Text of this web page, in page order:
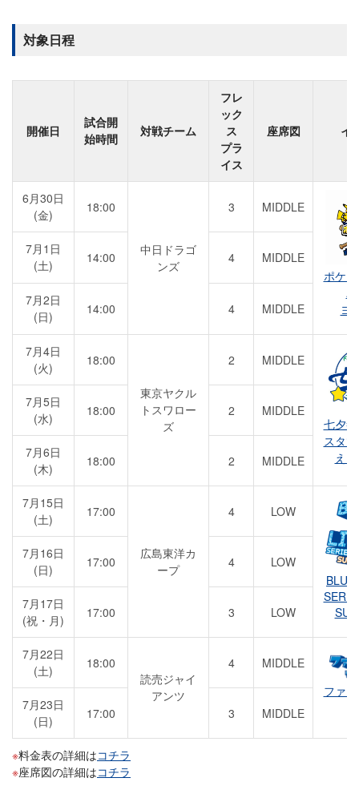
対象日程
開催日
試合開
始時間
対戦チーム
フレ
ック
ス
プラ
イス
座席図 イ
6月30日
(金)
18:00
中日ドラゴ
ンズ
3 MIDDLE
ポケ
ヨ
7月1日
(土)
14:00 4 MIDDLE
7月2日
(日)
14:00 4 MIDDLE
7月4日
(火)
18:00
東京ヤクル
トスワロー
ズ
2 MIDDLE
七夕
スタ
え
7月5日
(水)
18:00 2 MIDDLE
7月6日
(木)
18:00 2 MIDDLE
7月15日
(土)
17:00
広島東洋カ
ープ
4 LOW
7月16日
(日)
17:00 4 LOW
7月17日
(祝・月)
17:00 3 LOW
7月22日
(土)
18:00
読売ジャイ
アンツ
4
MIDDLE
ファ
7月23日
(日)
17:00 3 MIDDLE
料金表の詳細はコチラ
座席図の詳細はコチラ